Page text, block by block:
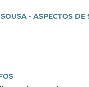
- ASPECTOS